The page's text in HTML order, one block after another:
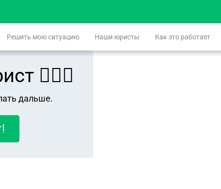
Решить мою ситуацию Наши юристы Как это работает
👨🏻‍⚖️
дальше.